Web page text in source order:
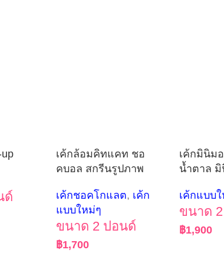
ด์
เค้กล้อมคิทแคท ชอ
คบอล สกรีนรูปภาพ
เค้กชอคโกแลต, เค้ก
แบบใหม่ๆ
ขนาด 2 ปอนด์
฿1,700
เค้กมินิม
น้ำตาล
เค้กแบบ
ขนาด
฿1,900